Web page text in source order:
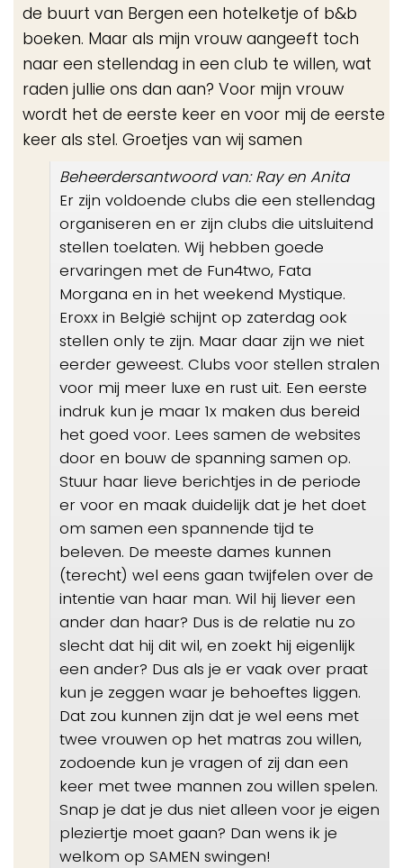
de buurt van Bergen een hotelketje of b&b
boeken. Maar als mijn vrouw aangeeft toch
naar een stellendag in een club te willen, wat
raden jullie ons dan aan? Voor mijn vrouw
wordt het de eerste keer en voor mij de eerste
keer als stel. Groetjes van wij samen
Beheerdersantwoord van: Ray en Anita
Er zijn voldoende clubs die een stellendag
organiseren en er zijn clubs die uitsluitend
stellen toelaten. Wij hebben goede
ervaringen met de Fun4two, Fata
Morgana en in het weekend Mystique.
Eroxx in België schijnt op zaterdag ook
stellen only te zijn. Maar daar zijn we niet
eerder geweest. Clubs voor stellen stralen
voor mij meer luxe en rust uit. Een eerste
indruk kun je maar 1x maken dus bereid
het goed voor. Lees samen de websites
door en bouw de spanning samen op.
Stuur haar lieve berichtjes in de periode
er voor en maak duidelijk dat je het doet
om samen een spannende tijd te
beleven. De meeste dames kunnen
(terecht) wel eens gaan twijfelen over de
intentie van haar man. Wil hij liever een
ander dan haar? Dus is de relatie nu zo
slecht dat hij dit wil, en zoekt hij eigenlijk
een ander? Dus als je er vaak over praat
kun je zeggen waar je behoeftes liggen.
Dat zou kunnen zijn dat je wel eens met
twee vrouwen op het matras zou willen,
zodoende kun je vragen of zij dan een
keer met twee mannen zou willen spelen.
Snap je dat je dus niet alleen voor je eigen
pleziertje moet gaan? Dan wens ik je
welkom op SAMEN swingen!